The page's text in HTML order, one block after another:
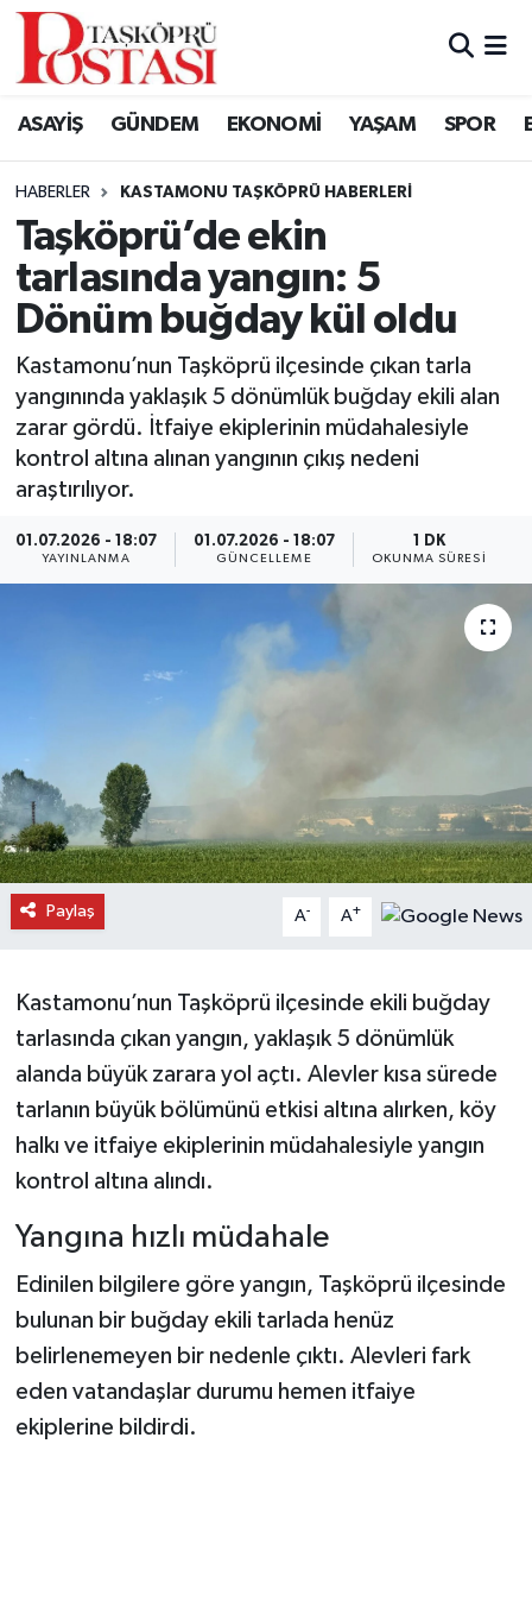
ASAYİŞ GÜNDEM EKONOMİ YAŞAM SPOR
HABERLER KASTAMONU TAŞKÖPRÜ HABERLERI
Taşköprü’de ekin
tarlasında yangın: 5
Dönüm buğday kül oldu
Kastamonu’nun Taşköprü ilçesinde çıkan tarla
yangınında yaklaşık 5 dönümlük buğday ekili alan
zarar gördü. İtfaiye ekiplerinin müdahalesiyle
kontrol altına alınan yangının çıkış nedeni
araştırılıyor.
01.07.2026 - 18:07
YAYINLANMA
01.07.2026 - 18:07
GÜNCELLEME
1 DK
OKUNMA SÜRESI
Paylaş A- A+
Kastamonu’nun Taşköprü ilçesinde ekili buğday
tarlasında çıkan yangın, yaklaşık 5 dönümlük
alanda büyük zarara yol açtı. Alevler kısa sürede
tarlanın büyük bölümünü etkisi altına alırken, köy
halkı ve itfaiye ekiplerinin müdahalesiyle yangın
kontrol altına alındı.
Yangına hızlı müdahale
Edinilen bilgilere göre yangın, Taşköprü ilçesinde
bulunan bir buğday ekili tarlada henüz
belirlenemeyen bir nedenle çıktı. Alevleri fark
eden vatandaşlar durumu hemen itfaiye
ekiplerine bildirdi.
Kastamonu Vefat Edenler
Araç Haberleri
Azdavay Haberleri
Bozkurt Haberleri
Çatalzeytin Haberleri
Devrekani Haberleri
Doğanyurt Haberleri
İhsangazi Haberleri
İnebolu Haberleri
Merkez Haberleri
Şenpazar Haberleri
Seydiler Haberleri
Taşköprü Haberleri
Tosya Haberleri
Karadeniz Haberleri
Ulusal Haberler